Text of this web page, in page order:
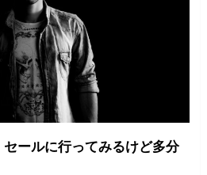
セールに行ってみるけど多分